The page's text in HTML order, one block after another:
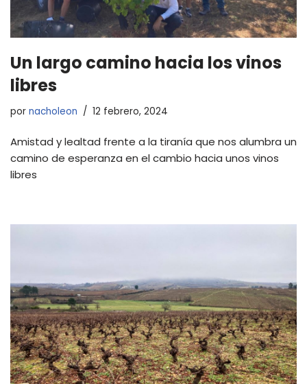
Un largo camino hacia los vinos
libres
por nacholeon 12 febrero, 2024
Amistad y lealtad frente a la tiranía que nos alumbra un
camino de esperanza en el cambio hacia unos vinos
libres